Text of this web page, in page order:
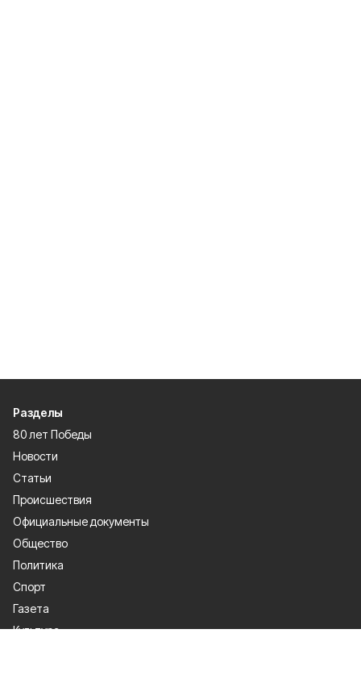
Разделы
80 лет Победы
Новости
Статьи
Происшествия
Официальные документы
Общество
Политика
Спорт
Газета
Культура